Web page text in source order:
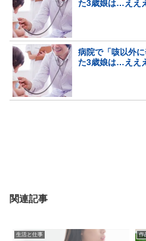
た3歳娘は…ええ
病院で「咳以外
た3歳娘は…ええ
関連記事
生活と仕事 作